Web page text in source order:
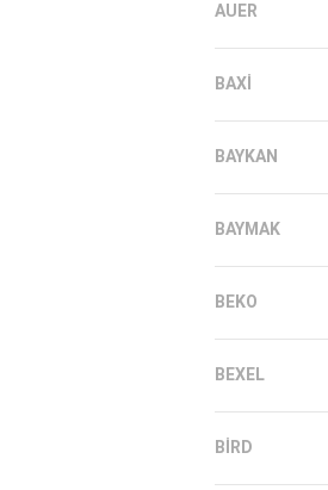
AUER
BAXI
BAYKAN
BAYMAK
BEKO
BEXEL
BIRD